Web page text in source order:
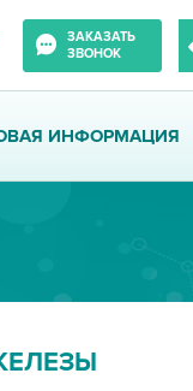
ЗАКАЗАТЬ
ЗВОНОК
ИНФОРМАЦИЯ